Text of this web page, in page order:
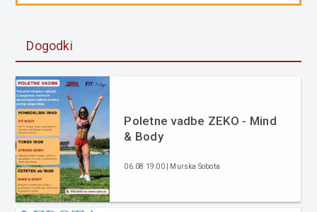
Dogodki
Poletne vadbe ZEKO - Mind
& Body
06.08 19:00 | Murska Sobota